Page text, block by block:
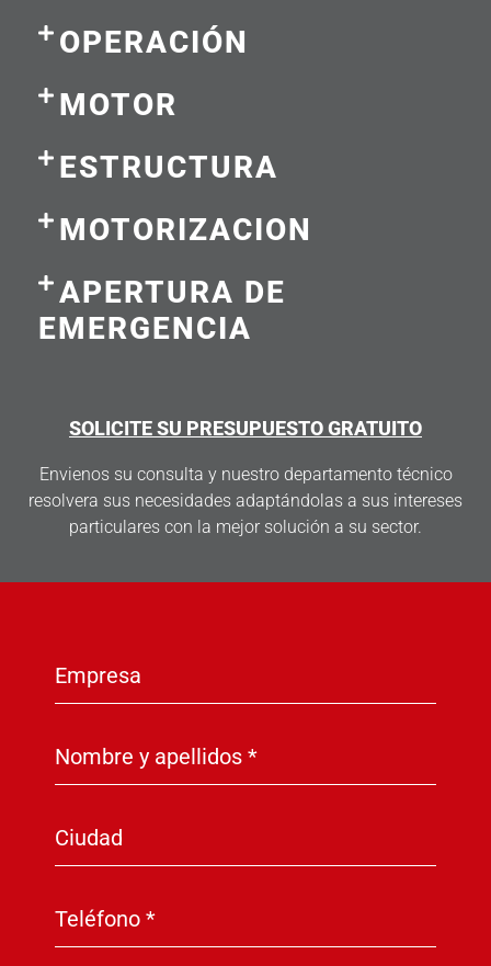
OPERACIÓN
MOTOR
ESTRUCTURA
MOTORIZACION
APERTURA DE
EMERGENCIA
SOLICITE SU PRESUPUESTO GRATUITO
Envienos su consulta y nuestro departamento técnico
resolvera sus necesidades adaptándolas a sus intereses
particulares con la mejor solución a su sector.
Empresa
Nombre y apellidos *
Ciudad
Teléfono *